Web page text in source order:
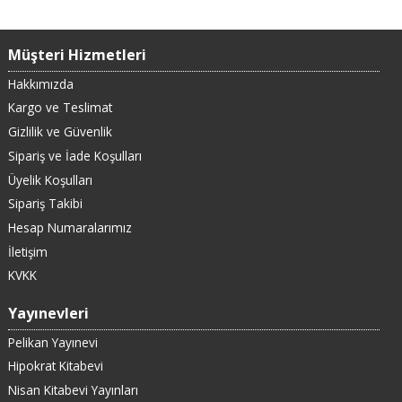
Müşteri Hizmetleri
Hakkımızda
Kargo ve Teslimat
Gizlilik ve Güvenlik
Sipariş ve İade Koşulları
Üyelik Koşulları
Sipariş Takibi
Hesap Numaralarımız
İletişim
KVKK
Yayınevleri
Pelikan Yayınevi
Hipokrat Kitabevi
Nisan Kitabevi Yayınları